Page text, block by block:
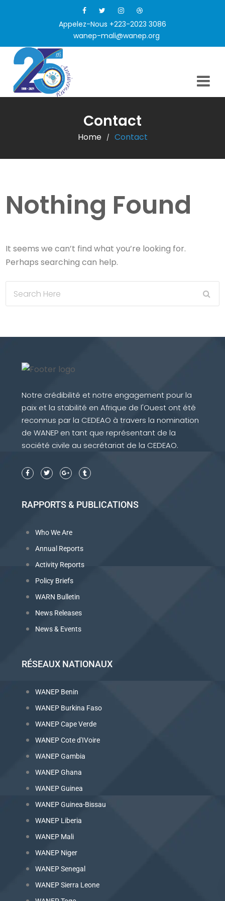
Appelez-Nous +223-2023 3086
wanep-mali@wanep.org
Contact
Home / Contact
Nothing Found
It seems we can’t find what you’re looking for.
Perhaps searching can help.
Notre crédibilité et notre engagement pour la
paix et la stabilité en Afrique de l'Ouest ont été
reconnus par la CEDEAO à travers la nomination
de WANEP en tant que représentant de la
société civile au secrétariat de la CEDEAO.
RAPPORTS & PUBLICATIONS
Who We Are
Annual Reports
Activity Reports
Policy Briefs
WARN Bulletin
News Releases
News & Events
RÉSEAUX NATIONAUX
WANEP Benin
WANEP Burkina Faso
WANEP Cape Verde
WANEP Cote d'IVoire
WANEP Gambia
WANEP Ghana
WANEP Guinea
WANEP Guinea-Bissau
WANEP Liberia
WANEP Mali
WANEP Niger
WANEP Senegal
WANEP Sierra Leone